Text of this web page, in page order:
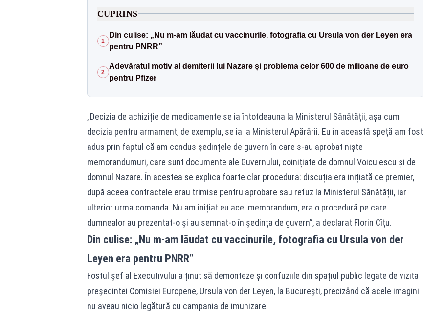
CUPRINS
1
Din culise: „Nu m-am lăudat cu vaccinurile, fotografia cu Ursula von der Leyen era
pentru PNRR”
2
Adevăratul motiv al demiterii lui Nazare și problema celor 600 de milioane de euro
pentru Pfizer
„Decizia de achiziție de medicamente se ia întotdeauna la Ministerul Sănătății, așa cum
decizia pentru armament, de exemplu, se ia la Ministerul Apărării. Eu în această speță am fost
adus prin faptul că am condus ședințele de guvern în care s-au aprobat niște
memorandumuri, care sunt documente ale Guvernului, coinițiate de domnul Voiculescu și de
domnul Nazare. În acestea se explica foarte clar procedura: discuția era inițiată de premier,
după aceea contractele erau trimise pentru aprobare sau refuz la Ministerul Sănătății, iar
ulterior urma comanda. Nu am inițiat eu acel memorandum, era o procedură pe care
dumnealor au prezentat-o și au semnat-o în ședința de guvern”, a declarat Florin Cîțu.
Din culise: „Nu m-am lăudat cu vaccinurile, fotografia cu Ursula von der
Leyen era pentru PNRR”
Fostul șef al Executivului a ținut să demonteze și confuziile din spațiul public legate de vizita
președintei Comisiei Europene, Ursula von der Leyen, la București, precizând că acele imagini
nu aveau nicio legătură cu campania de imunizare.